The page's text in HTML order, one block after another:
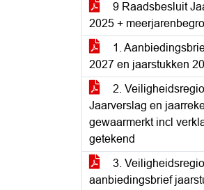
9 Raadsbesluit
2025 +
1.
2027 en jaarstukken
2.
Jaarverslag en
gewaarmerkt incl
getekend
3.
aanbiedingsbrief